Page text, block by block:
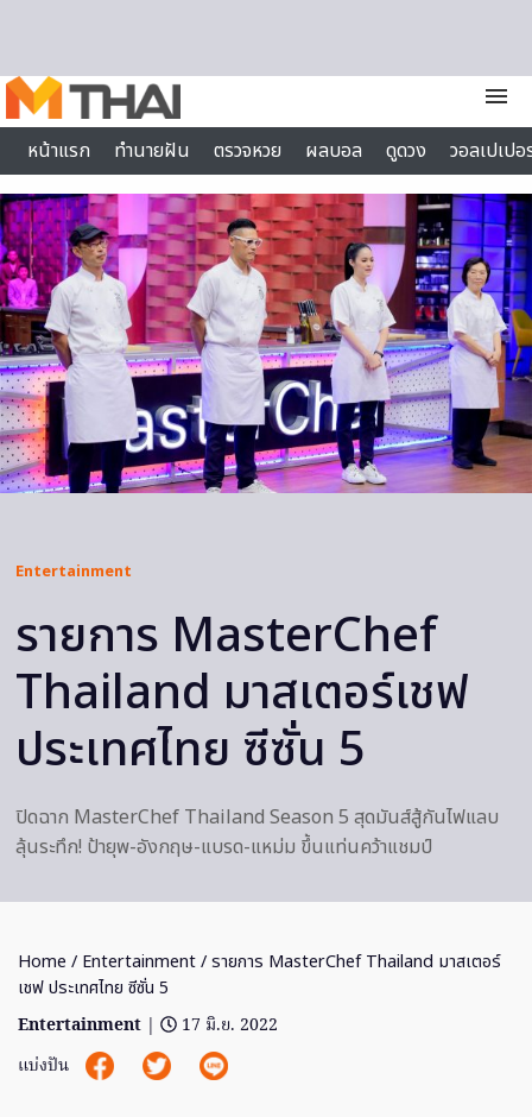
menu
หน้าแรก
ทำนายฝัน ตรวจหวย ผลบอล ดูดวง
วอลเปเป
ไลฟ์สไตล์
Entertainment
รายการ MasterChef
Thailand มาสเตอร์เชฟ
ประเทศไทย ซีซั่น 5
ปิดฉาก MasterChef Thailand Season 5 สุดมันส์สู้กันไฟแลบ
ลุ้นระทึก! ป้ายุพ-อังกฤษ-แบรด-แหม่ม ขึ้นแท่นคว้าแชมป์
Home / Entertainment/ รายการ MasterChef Thailand มาสเตอร์
เชฟ ประเทศไทย ซีซั่น 5
Entertainment |
17 มิ.ย. 2022
แบ่งปัน